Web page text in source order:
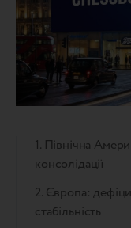
1. Північна
консолідації
2. Європа:
стабільність